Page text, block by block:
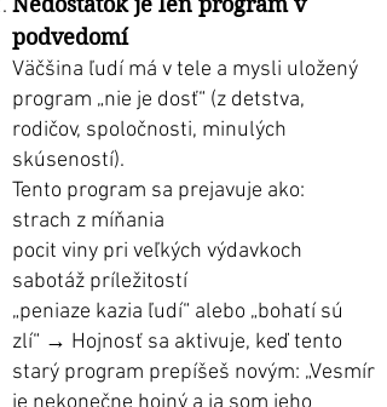
podvedomí
Väčšina ľudí má v tele a mysli uložený
program „nie je dosť“ (z detstva,
rodičov, spoločnosti, minulých
skúseností).
Tento program sa prejavuje ako:
strach z míňania
pocit viny pri veľkých výdavkoch
sabotáž príležitostí
„peniaze kazia ľudí“ alebo „bohatí sú
zlí“ → Hojnosť sa aktivuje, keď tento
starý program prepíšeš novým: „Vesmír